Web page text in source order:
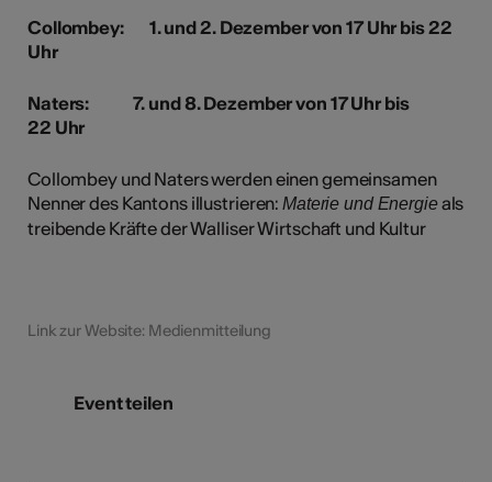
Collombey: 1. und 2. Dezember von 17 Uhr bis 22
Uhr
Naters: 7. und 8. Dezember von 17 Uhr bis
22 Uhr
Collombey und Naters werden einen gemeinsamen
Nenner des Kantons illustrieren:Materie und Energieals
treibende Kräfte der Walliser Wirtschaft und Kultur
Link zur Website: Medienmitteilung
Event teilen